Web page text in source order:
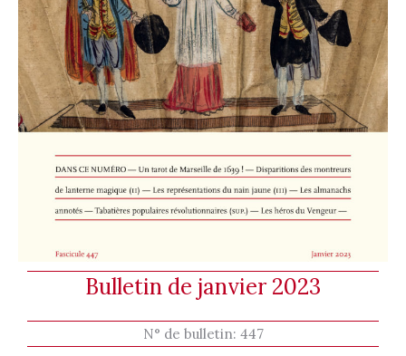
Bulletin de janvier 2023
N° de bulletin: 447